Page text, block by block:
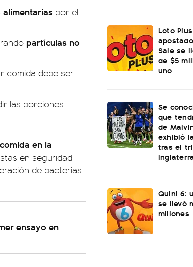
alimentarias por el
partículas no
comida debe ser
las porciones
en la
en seguridad
de bacterias
ensayo en
Loto
Sale se
de $5
uno
Se
que
de
exhibió
tras el
Inglaterra
Quini 6:
se llevó
millones